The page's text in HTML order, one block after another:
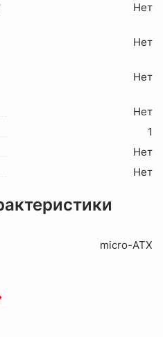
Нет
Нет
Нет
Нет
1
Нет
Нет
micro-ATX